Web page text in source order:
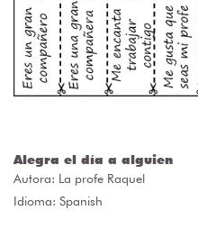
Alegra el día a alguien
Autora: La profe Raquel
Idioma: Spanish